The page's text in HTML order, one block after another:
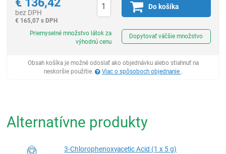
bez DPH
€ 165,07 s DPH
Do košíka
Priemyselné množstvo látok za
výhodnú cenu
Dopytovať väčšie množstvo
Obsah košíka je možné odoslať ako objednávku alebo stiahnuť na
neskoršie použitie.
Viac o spôsoboch objednanie .
Alternatívne produkty
3-Chlorophenoxyacetic Acid (1 x 5 g)